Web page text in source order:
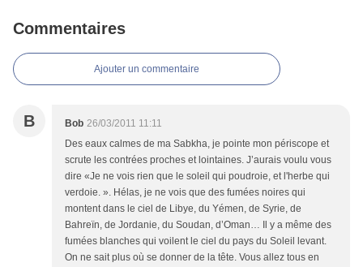
Commentaires
Ajouter un commentaire
B Bob 26/03/2011 11:11
Des eaux calmes de ma Sabkha, je pointe mon périscope et
scrute les contrées proches et lointaines. J’aurais voulu vous
dire «Je ne vois rien que le soleil qui poudroie, et l'herbe qui
verdoie. ». Hélas, je ne vois que des fumées noires qui
montent dans le ciel de Libye, du Yémen, de Syrie, de
Bahreïn, de Jordanie, du Soudan, d’Oman… Il y a même des
fumées blanches qui voilent le ciel du pays du Soleil levant.
On ne sait plus où se donner de la tête. Vous allez tous en